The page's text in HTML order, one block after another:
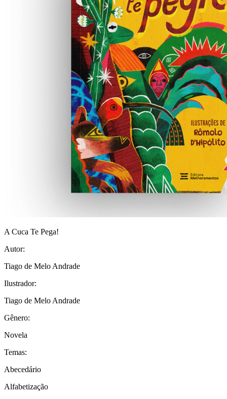
A Cuca Te Pega!
Autor:
Tiago de Melo Andrade
Ilustrador:
Tiago de Melo Andrade
Gênero:
Novela
Temas:
Abecedário
Alfabetização